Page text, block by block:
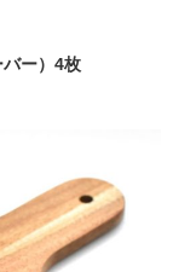
ー）4枚